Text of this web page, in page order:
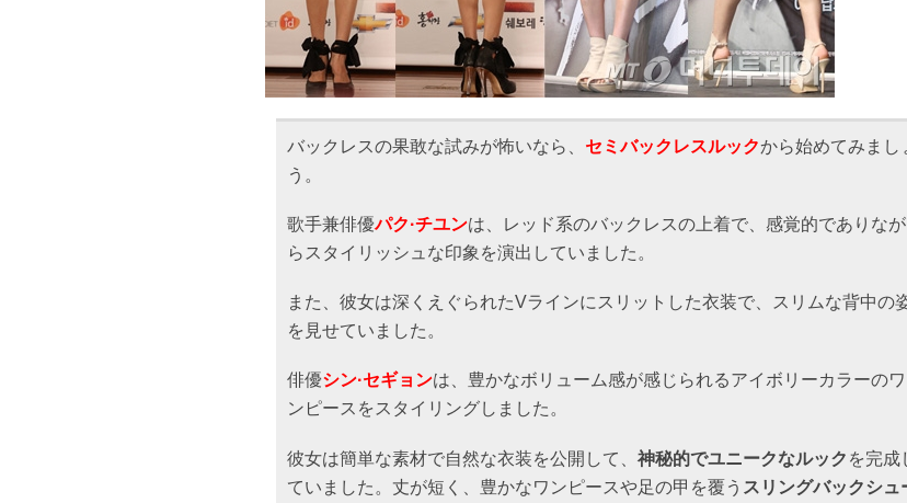
バックレスの果敢な試みが怖いなら、 セミバックレスルックから始めてみまし
う。
歌手兼俳優パク·チユンは、レッド系のバックレスの上着で、感覚的でありなが
らスタイリッシュな印象を演出していました。
また、彼女は深くえぐられたVラインにスリットした衣装で、スリムな背中の
を見せていました。
俳優シン·セギョンは、豊かなボリューム感が感じられるアイボリーカラーのワ
ンピースをスタイリングしました。
彼女は簡単な素材で自然な衣装を公開して、 神秘的でユニークなルック を完成
ていました。丈が短く、豊かなワンピースや足の甲を覆う スリングバックシュ